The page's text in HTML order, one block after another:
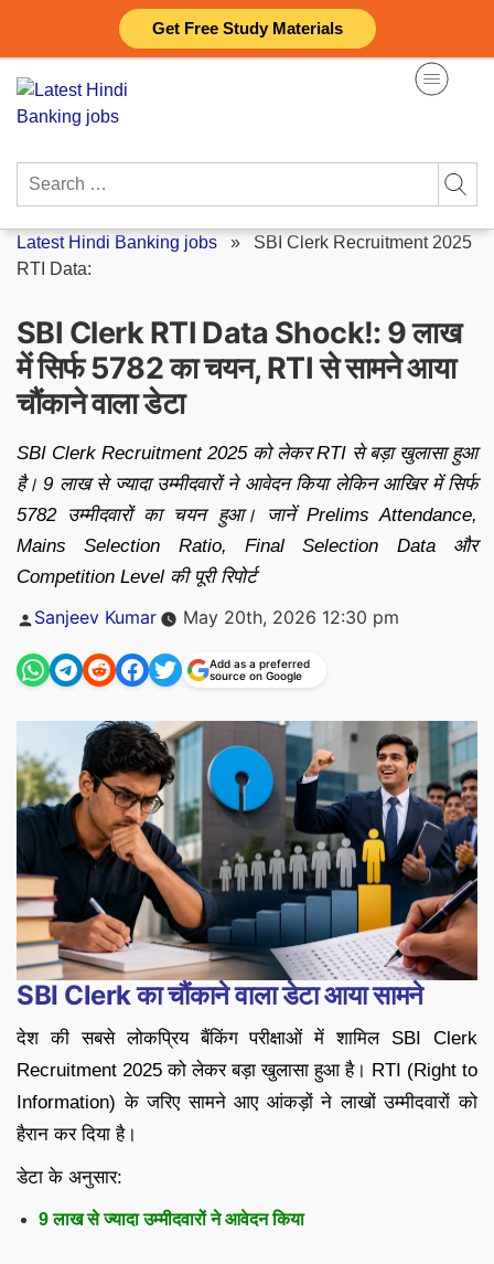
Get Free Study Materials
content
Search
Latest Hindi Banking jobs » SBI Clerk Recruitment 2025
RTI Data:
SBI Clerk RTI Data Shock!: 9 लाख
में सिर्फ 5782 का चयन, RTI से सामने आया
चौंकाने वाला डेटा
SBI Clerk Recruitment 2025 को लेकर RTI से बड़ा खुलासा हुआ
है। 9 लाख से ज्यादा उम्मीदवारों ने आवेदन किया लेकिन आखिर में सिर्फ
5782 उम्मीदवारों का चयन हुआ। जानें Prelims Attendance,
Mains Selection Ratio, Final Selection Data और
Competition Level की पूरी रिपोर्ट
Posted
Sanjeev Kumar May 20th, 2026 12:30 pm
Add as a preferred
source on Google
SBI Clerk का चौंकाने वाला डेटा आया सामने
देश की सबसे लोकप्रिय बैंकिंग परीक्षाओं में शामिल SBI Clerk
Recruitment 2025 को लेकर बड़ा खुलासा हुआ है। RTI (Right to
Information) के जरिए सामने आए आंकड़ों ने लाखों उम्मीदवारों को
हैरान कर दिया है।
डेटा के अनुसार:
9 लाख से ज्यादा उम्मीदवारों ने आवेदन किया